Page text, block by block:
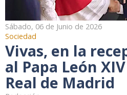
Sábado, 06 de Junio de 2026
Sociedad
Vivas, en la
al Papa León
Real de Madrid